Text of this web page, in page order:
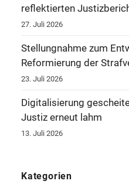
reflektierten
27. Juli 2026
Stellungnahme zum
Reformierung der
23. Juli 2026
Digitalisierung
Justiz erneut lahm
13. Juli 2026
Kategorien